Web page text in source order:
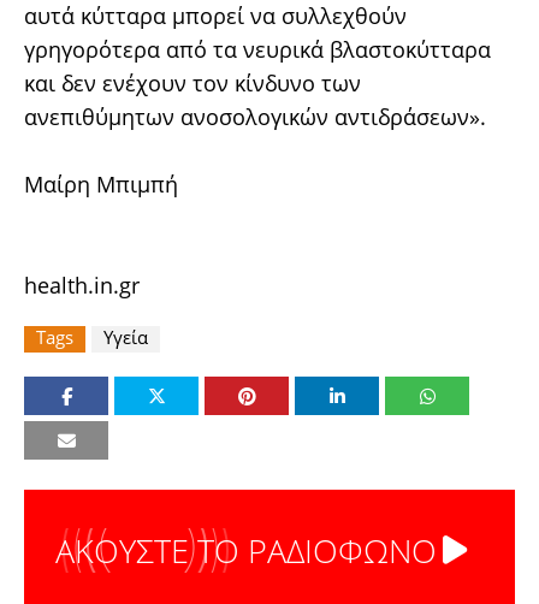
αυτά κύτταρα μπορεί να συλλεχθούν
γρηγορότερα από τα νευρικά βλαστοκύτταρα
και δεν ενέχουν τον κίνδυνο των
ανεπιθύμητων ανοσολογικών αντιδράσεων».
Μαίρη Μπιμπή
health.in.gr
Tags Υγεία
ΑΚΟΥΣΤΕ ΤΟ ΡΑΔΙΟΦΩΝΟ